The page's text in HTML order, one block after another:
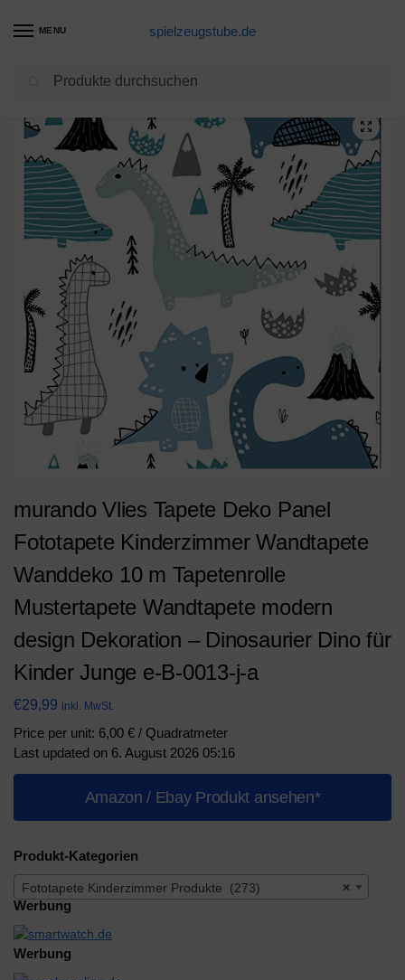
MENU spielzeugstube.de
Fototapete Kinderzimmer Produkte
murando Vlies Tapete Deko Panel
Fototapete Kinderzimmer Wandtapete
Wanddeko 10 m Tapetenrolle
Mustertapete Wandtapete modern
design Dekoration – Dinosaurier Dino für
Kinder Junge e-B-0013-j-a
€29,99 inkl. MwSt.
Price per unit: 6,00 € / Quadratmeter
Last updated on 6. August 2026 05:16
Amazon / Ebay Produkt ansehen*
Produkt-Kategorien
×
Fototapete Kinderzimmer Produkte (273)
Werbung
Werbung